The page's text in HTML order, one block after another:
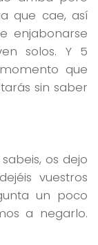
que cae, así
enjabonarse
solos. Y 5
que
sin saber
os dejo
vuestros
un poco
a negarlo.